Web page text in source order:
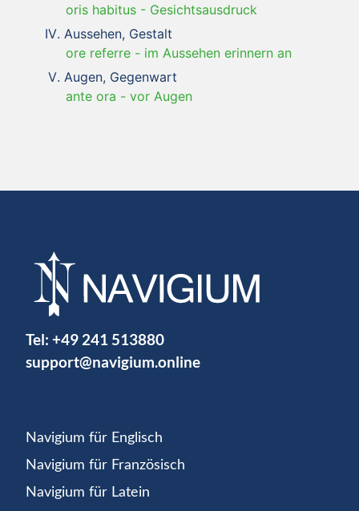
oris habitus - Gesichtsausdruck
Aussehen, Gestalt
ore referre - im Aussehen erinnern an
Augen, Gegenwart
ante ora - vor Augen
Tel: +49 241 513880
support@navigium.online
Navigium für Englisch
Navigium für Französisch
Navigium für Latein